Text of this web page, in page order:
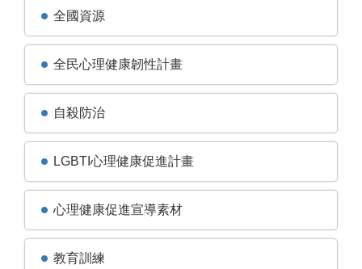
全國資源
全民心理健康韌性計畫
自殺防治
LGBTI心理健康促進計畫
心理健康促進宣導素材
教育訓練